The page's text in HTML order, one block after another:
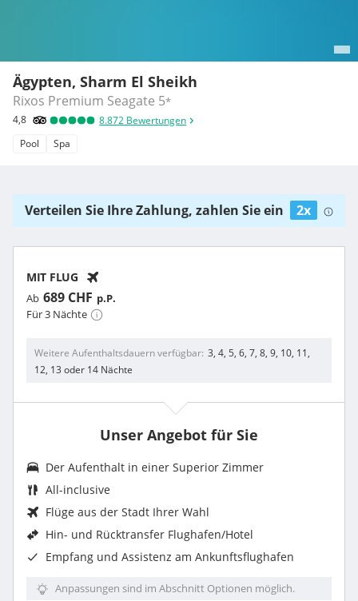
Ägypten, Sharm El Sheikh
Rixos Premium Seagate 5*
4,8 8.872 Bewertungen
Pool
Spa
Verteilen Sie Ihre Zahlung, zahlen Sie ein 2x
MIT FLUG
Ab 689 CHF p.P.
Für 3 Nächte
Weitere Aufenthaltsdauern verfügbar 3, 4, 5, 6, 7, 8, 9, 10, 11,
12, 13 oder 14 Nächte
Unser Angebot für Sie
Der Aufenthalt in einer Superior Zimmer
All-inclusive
Flüge aus der Stadt Ihrer Wahl
Hin- und Rücktransfer Flughafen/Hotel
Empfang und Assistenz am Ankunftsflughafen
Anpassungen sind im Abschnitt Optionen möglich.